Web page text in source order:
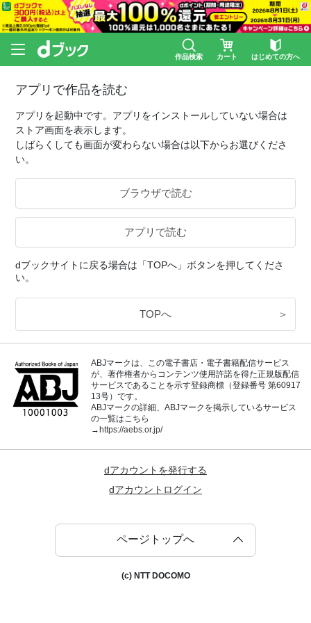
作品検索 カート はじめての方へ
アプリで作品を読む
アプリを起動中です。アプリをインストールしていない場合は
ストア画面を表示します。
しばらくしても画面が変わらない場合は以下からお選びくださ
い。
ブラウザで読む
アプリで読む
dブックサイトに戻る場合は「TOPへ」ボタンを押してくださ
い。
TOPへ ＞
ABJマークは、この電子書店・電子書籍配信サービス
が、著作権者からコンテンツ使用許諾を得た正規版配信
サービスであることを示す登録商標（登録番号 第60917
13号）です。
ABJマークの詳細、ABJマークを掲示しているサービス
の一覧はこちら
→https://aebs.or.jp/
dアカウントを発行する
dアカウントログイン
ページトップへ
(c) NTT DOCOMO